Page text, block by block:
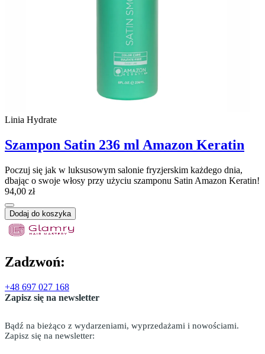
Linia Hydrate
Szampon Satin 236 ml Amazon Keratin
Poczuj się jak w luksusowym salonie fryzjerskim każdego dnia,
dbając o swoje włosy przy użyciu szamponu Satin Amazon Keratin!
94,00 zł
Dodaj do koszyka
Zadzwoń:
+48 697 027 168
Zapisz się na newsletter
Bądź na bieżąco z wydarzeniami, wyprzedażami i nowościami.
Zapisz się na newsletter: